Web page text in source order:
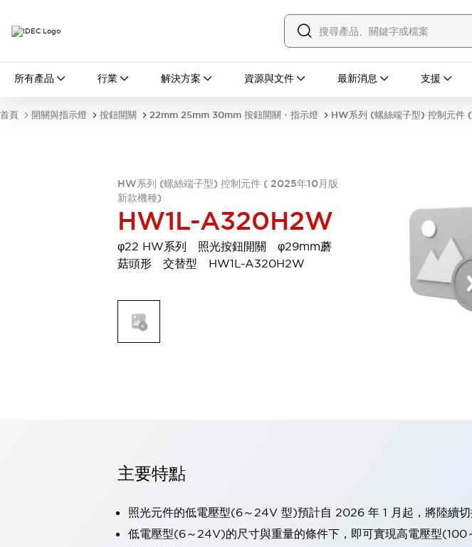
所有產品 行業 解決方案 資源與文件 最新消息 支援
所有產品
開關與指示燈
指示燈和蜂鳴器
工業機器人的潛在風險，從第三者角度徹底驗證
兼顧良好的視認性及減少維修工時
最適合小型裝置的安全對策瀏覽全部
首頁 開關與指示燈 按鈕開關 22mm 25mm 30mm 按鈕開關・指示燈 HW系列 (螺絲端子型) 控制元件
HW系列 (螺絲端子型) 控制元件 ( 2025年10月版
新款機種)
HW1L-A320H2W
φ22 HW系列 照光按鈕開關 φ29mm蘑
菇頭形 交替型 HW1L-A320H2W
主要特點
照光元件的低電壓型(6～24V 型)預計自 2026 年 1 月起，將陸續切
低電壓型(6～24V)的尺寸與重量的條件下，即可實現高電壓型